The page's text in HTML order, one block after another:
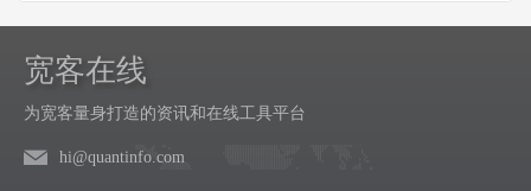
宽客在线
为宽客量身打造的资讯和在线工具平台
hi@quantinfo.com